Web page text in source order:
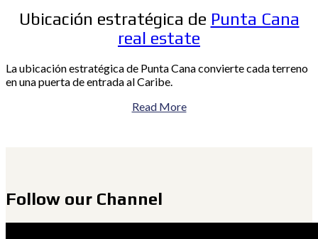
Ubicación estratégica de Punta Cana
real estate
La ubicación estratégica de Punta Cana convierte cada terreno
en una puerta de entrada al Caribe.
Read More
Follow our Channel